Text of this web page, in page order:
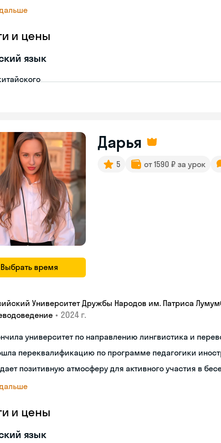
и цены
язык
Выбрать время
Дарья
5 от 1590 ₽ за урок
Университет Дружбы Народов им. Патриса
• 2024 г.
университет по направлению лингвистика и
переквалификацию по программе педагогики
позитивную атмосферу для активного участия в
и цены
язык